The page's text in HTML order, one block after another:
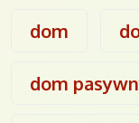
dom
dom